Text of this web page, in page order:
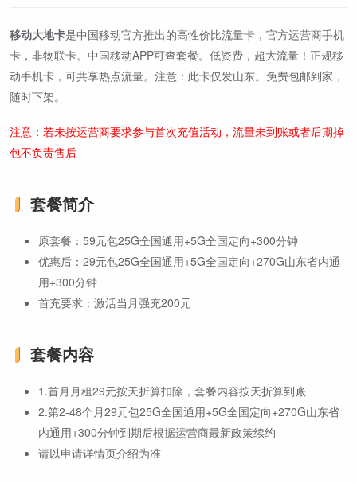
移动大地卡是中国移动官方推出的高性价比流量卡，官方运营商手机
卡，非物联卡。中国移动APP可查套餐。低资费，超大流量！正规移
动手机卡，可共享热点流量。注意：此卡仅发山东。免费包邮到家，
随时下架。
注意：若未按运营商要求参与首次充值活动，流量未到账或者后期掉
包不负责售后
套餐简介
原套餐：59元包25G全国通用+5G全国定向+300分钟
优惠后：29元包25G全国通用+5G全国定向+270G山东省内通
用+300分钟
首充要求：激活当月强充200元
套餐内容
1.首月月租29元按天折算扣除，套餐内容按天折算到账
2.第2-48个月29元包25G全国通用+5G全国定向+270G山东省
内通用+300分钟到期后根据运营商最新政策续约
请以申请详情页介绍为准